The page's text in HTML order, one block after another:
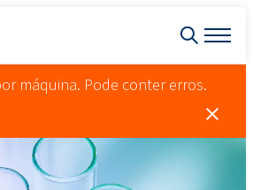
máquina. Pode conter erros.